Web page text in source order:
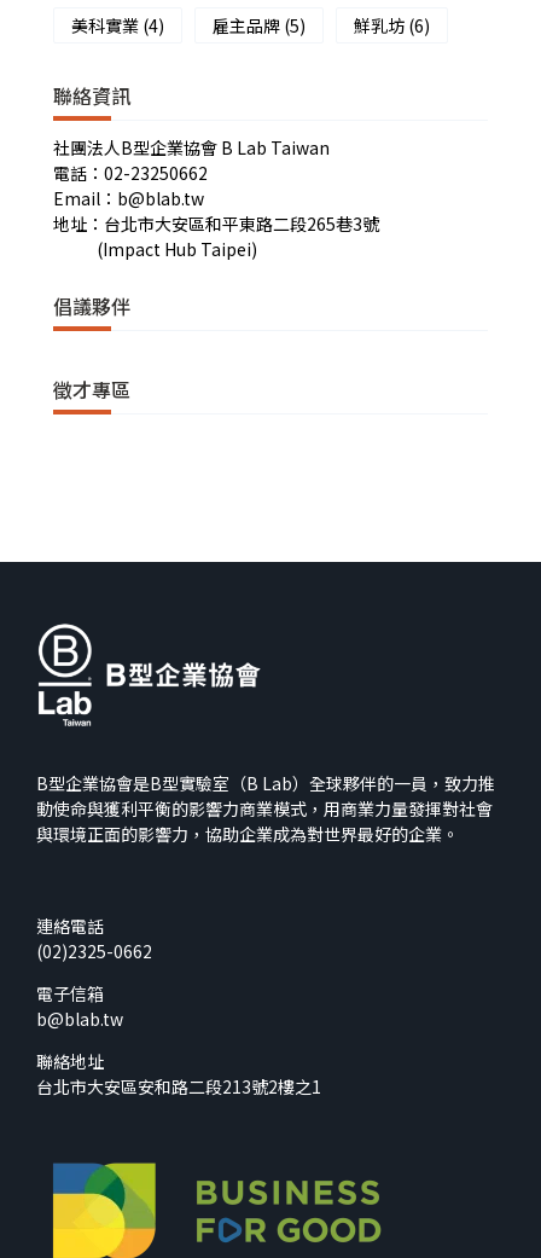
美科實業 (4) 雇主品牌 (5) 鮮乳坊 (6)
聯絡資訊
社團法人B型企業協會 B Lab Taiwan
電話：02-23250662
Email：b@blab.tw
地址：台北市大安區和平東路二段265巷3號
(Impact Hub Taipei)
倡議夥伴
徵才專區
B型企業協會是B型實驗室（B Lab）全球夥伴的一員，致力推
動使命與獲利平衡的影響力商業模式，用商業力量發揮對社會
與環境正面的影響力，協助企業成為對世界最好的企業。
連絡電話
(02)2325-0662
電子信箱
b@blab.tw
聯絡地址
台北市大安區安和路二段213號2樓之1